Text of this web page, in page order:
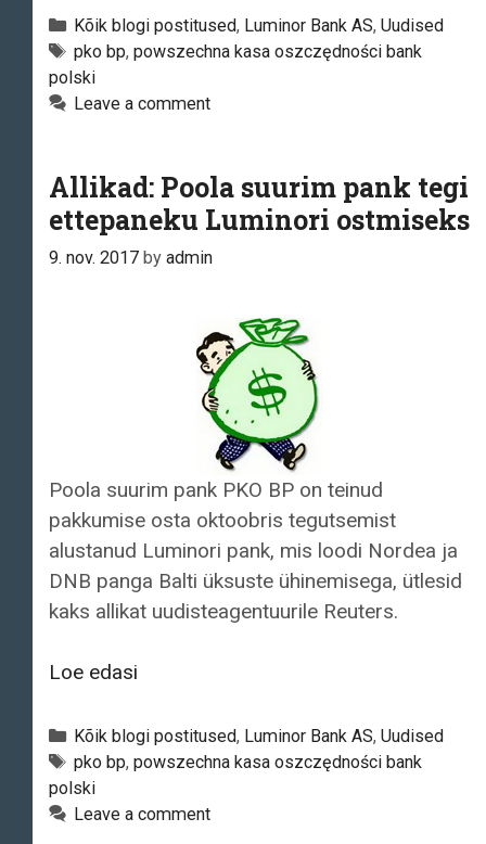
pank
eitas
ülevõtmispakkumise
Categories
Kõik blogi postitused, Luminor Bank AS, Uudised
Tags
pko bp, powszechna kasa oszczędności bank
polski
Leave a comment
Allikad: Poola suurim pank tegi
ettepaneku Luminori ostmiseks
9. nov. 2017 by admin
Poola suurim pank PKO BP on teinud
pakkumise osta oktoobris tegutsemist
alustanud Luminori pank, mis loodi Nordea ja
DNB panga Balti üksuste ühinemisega, ütlesid
kaks allikat uudisteagentuurile Reuters.
Loe edasi
suurim
pank
ettepaneku
Categories
Kõik blogi postitused, Luminor Bank AS, Uudised
Tags
pko bp, powszechna kasa oszczędności bank
polski
Leave a comment